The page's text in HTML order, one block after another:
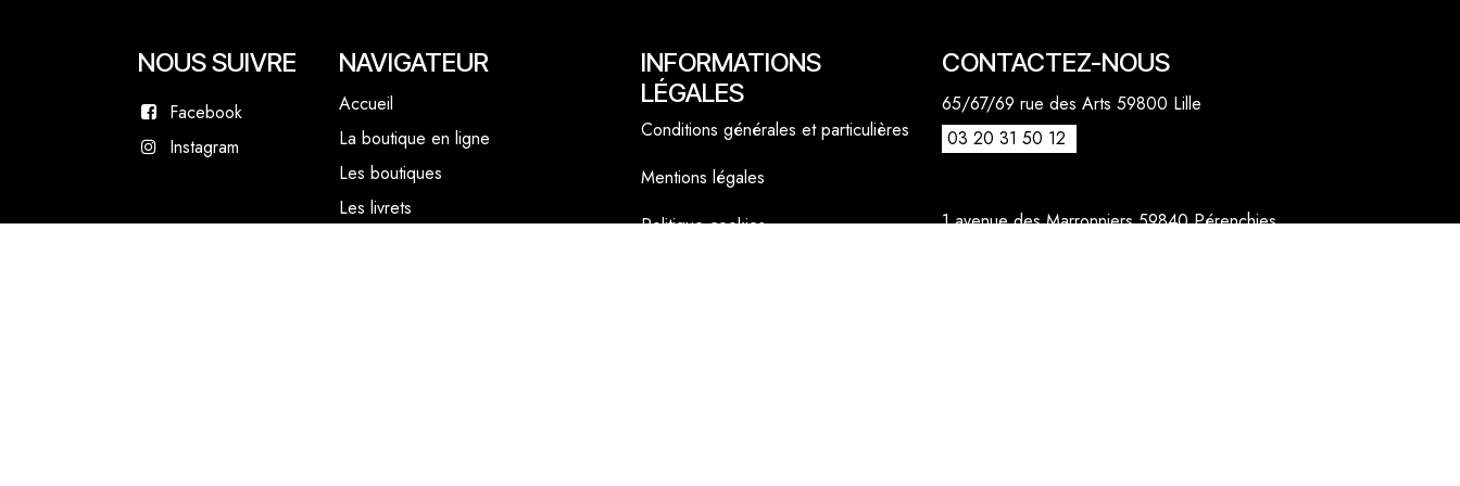
CONTACTEZ-NOUS
65/67/69 rue des Arts 59800 Lille
03 20 31 50 12
1 avenue des Marronniers 59840 Pérenchies
NOUS SUIVRE
Facebook
Instagram
INFORMATIONS
LÉGALES
Conditions générales et particulières
Mentions légales
Politique cookies
NAVIGATEUR
Accueil
La boutique en ligne
Les boutiques
Les livrets